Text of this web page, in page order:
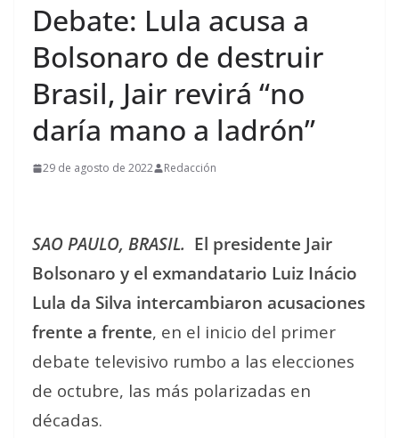
Debate: Lula acusa a
Bolsonaro de destruir
Brasil, Jair revirá “no
daría mano a ladrón”
29 de agosto de 2022 Redacción
SAO PAULO, BRASIL. El presidente Jair
Bolsonaro y el exmandatario Luiz Inácio
Lula da Silva intercambiaron acusaciones
frente a frente, en el inicio del primer
debate televisivo rumbo a las elecciones
de octubre, las más polarizadas en
décadas.